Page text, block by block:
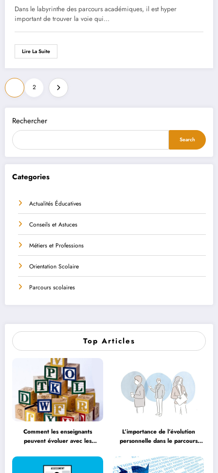
Rechercher
Search
Categories
Actualités Éducatives
Conseils et Astuces
Métiers et Professions
Orientation Scolaire
Parcours scolaires
Dans le labyrinthe des parcours académiques, il est hyper
important de trouver la voie qui…
Lire La Suite
Pagination
des
publications
2
Top Articles
Comment les enseignants
peuvent évoluer avec les
L’importance de l’évolution
personnelle dans le parcours